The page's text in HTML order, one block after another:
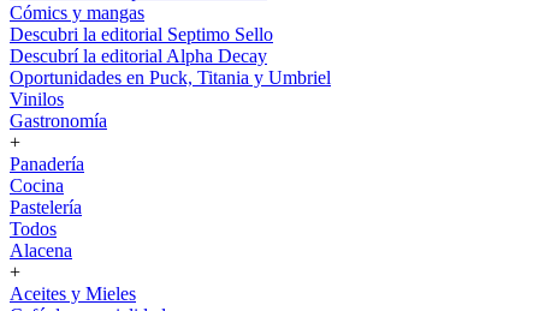
Cómics y mangas
Descubri la editorial Septimo Sello
Descubrí la editorial Alpha Decay
Oportunidades en Puck, Titania y Umbriel
Vinilos
Gastronomía
+
Panadería
Cocina
Pastelería
Todos
Alacena
+
Aceites y Mieles